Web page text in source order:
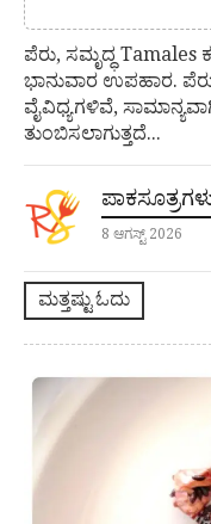
ಪೆರು, ಸಮೃದ್ಧ Tamales
ಭಾನುವಾರ ಉಪಹಾರ.
ವೈವಿಧ್ಯಗಳಿವೆ,
ತುಂಬಿಸಲಾಗುತ್ತದೆ...
8 ಆಗಸ್ಟ್ 2026
ಮತ್ತಷ್ಟು ಓದು